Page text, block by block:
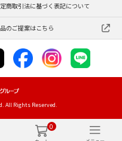
0
商取引法に基づく表記について
のご提案はこちら
All Rights Reserved.